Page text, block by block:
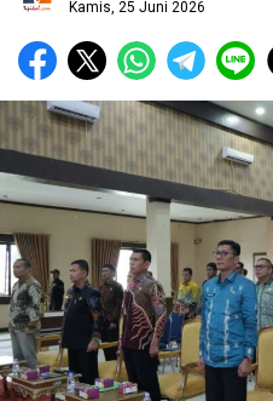
Kamis, 25 Juni 2026